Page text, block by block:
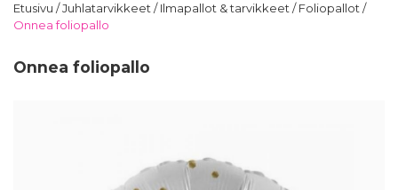
Etusivu /Juhlatarvikkeet/Ilmapallot & tarvikkeet/Foliopallot/
Onnea foliopallo
Onnea foliopallo